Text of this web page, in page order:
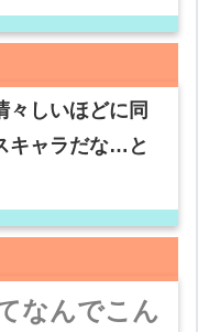
々しいほどに同
キャラだな…と
なんでこん